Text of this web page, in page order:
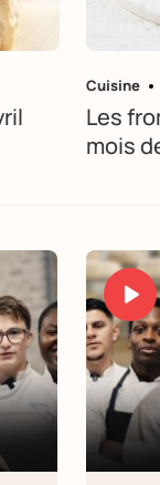
Cuisine
Les
mois